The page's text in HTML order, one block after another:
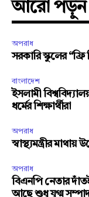
আরো পড়ুন
অপরাধ
সরকারি স্কুলের
বাংলাদেশ
ইসলামী
ধর্মের শিক্ষার্থীরা
অপরাধ
স্বাস্থ্যমন্ত্রীর
অপরাধ
বিএনপি নেতার
আছে শুধু যুগ্ম